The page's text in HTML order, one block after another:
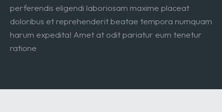
perferendis eligendi laboriosam maxime placeat
doloribus et reprehenderit beatae tempora numquam
harum expedita! Amet at odit pariatur eum tenetur
ratione